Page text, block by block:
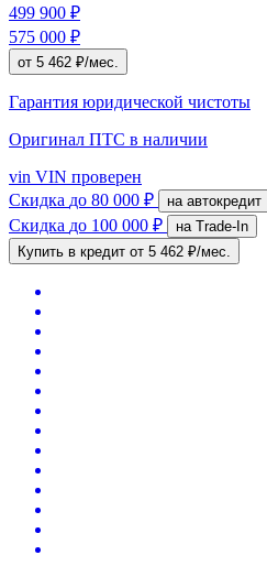
499 900 ₽
575 000 ₽
от 5 462 ₽/мес.
Гарантия юридической чистоты
Оригинал ПТС в наличии
vin VIN проверен
Скидка до 80 000 ₽ на автокредит
Скидка до 100 000 ₽
на Trade-In
Купить в кредит от 5 462 ₽/мес.